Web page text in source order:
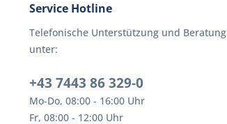
Service Hotline
Telefonische Unterstützung und Beratung
unter:
+43 7443 86 329-0
Mo-Do, 08:00 - 16:00 Uhr
Fr, 08:00 - 12:00 Uhr